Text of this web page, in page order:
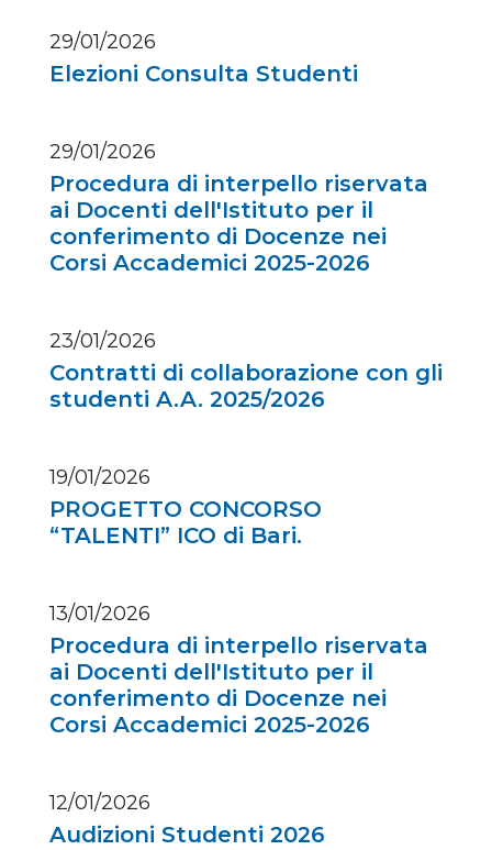
29/01/2026
Elezioni Consulta Studenti
29/01/2026
Procedura di interpello riservata
ai Docenti dell'Istituto per il
conferimento di Docenze nei
Corsi Accademici 2025-2026
23/01/2026
Contratti di collaborazione con gli
studenti A.A. 2025/2026
19/01/2026
PROGETTO CONCORSO
“TALENTI” ICO di Bari.
13/01/2026
Procedura di interpello riservata
ai Docenti dell'Istituto per il
conferimento di Docenze nei
Corsi Accademici 2025-2026
12/01/2026
Audizioni Studenti 2026